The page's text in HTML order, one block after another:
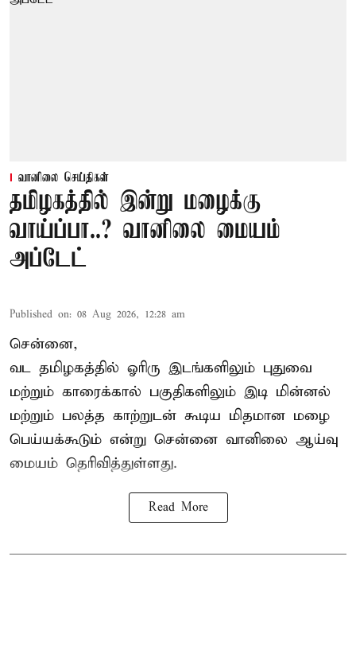
வானிலை செய்திகள்
தமிழகத்தில் இன்று மழைக்கு
வாய்ப்பா..? வானிலை மையம்
அப்டேட்
Published on: 08 Aug 2026, 12:28 am
சென்னை,
வட தமிழகத்தில் ஓரிரு இடங்களிலும் புதுவை
மற்றும் காரைக்கால் பகுதிகளிலும் இடி மின்னல்
மற்றும் பலத்த காற்றுடன் கூடிய மிதமான மழை
பெய்யக்கூடும் என்று சென்னை வானிலை ஆய்வு
மையம் தெரிவித்துள்ளது.
Read More